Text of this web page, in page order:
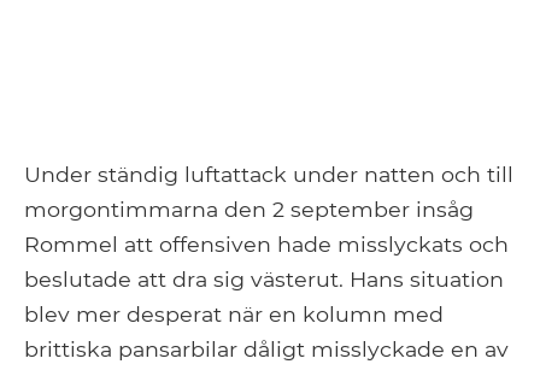
Under ständig luftattack under natten och till
morgontimmarna den 2 september insåg
Rommel att offensiven hade misslyckats och
beslutade att dra sig västerut. Hans situation
blev mer desperat när en kolumn med
brittiska pansarbilar dåligt misslyckade en av